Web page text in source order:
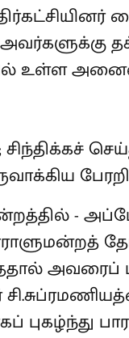
உள்ள
-
அவரைப்
புகழ்ந்து